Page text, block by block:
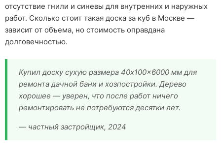
отсутствие гнили и синевы для внутренних и наружных
работ. Сколько стоит такая доска за куб в Москве —
зависит от объема, но стоимость оправдана
долговечностью.
Купил доску сухую размера 40x100x6000 мм для
ремонта дачной бани и хозпостройки. Дерево
хорошее — уверен, что после работ ничего
ремонтировать не потребуются десятки лет.
— частный застройщик, 2024